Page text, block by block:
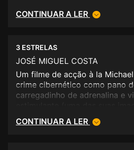
CONTINUAR A LER
3 ESTRELAS
JOSÉ MIGUEL COSTA
Um filme de acção à la
crime cibernético como pano
carregadinho de adrenalina e
Tivesse um argumento menos
(nalguns momentos a roçar o
CONTINUAR A LER